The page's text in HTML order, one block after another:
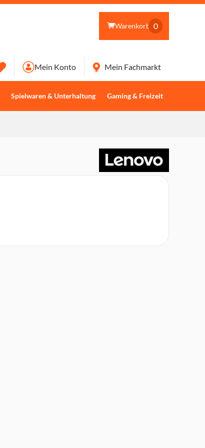
Warenkorb 0
Spielwaren & Unterhaltung Gaming & Freizeit
Mein Konto Mein Fachmarkt